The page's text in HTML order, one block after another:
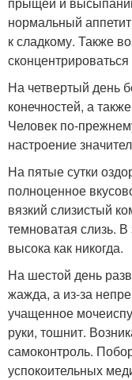
нормальный
к сладкому. Также
На четвертый день
конечностей, а
Человек по-
настроение
На пятые сутки
полноценное
вязкий слизистый
темноватая слизь.
высока как никогда.
На шестой день
жажда, а из-за
учащенное
руки, тошнит.
самоконтроль.
успокоительных